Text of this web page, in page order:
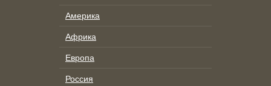
Америка
Африка
Европа
Россия